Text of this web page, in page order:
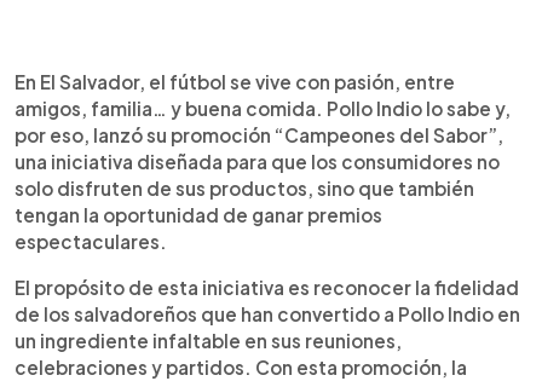
► Escuchar artículo
En El Salvador, el fútbol se vive con pasión, entre
amigos, familia… y buena comida. Pollo Indio lo sabe y,
por eso, lanzó su promoción “Campeones del Sabor”,
una iniciativa diseñada para que los consumidores no
solo disfruten de sus productos, sino que también
tengan la oportunidad de ganar premios
espectaculares.
El propósito de esta iniciativa es reconocer la fidelidad
de los salvadoreños que han convertido a Pollo Indio en
un ingrediente infaltable en sus reuniones,
celebraciones y partidos. Con esta promoción, la